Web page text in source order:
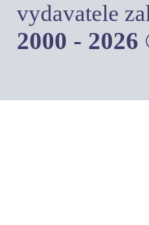
vydavatele
2000 -